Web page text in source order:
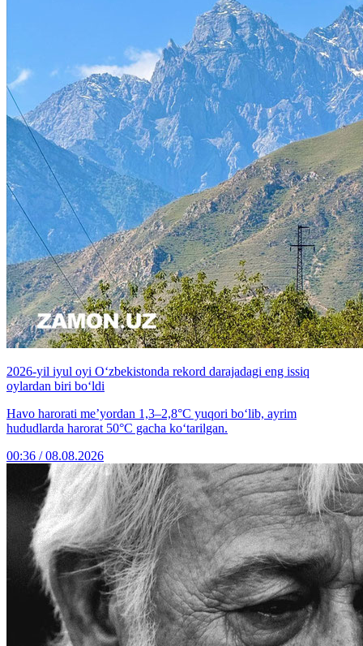
2026-yil iyul oyi O‘zbekistonda rekord darajadagi eng issiq
oylardan biri bo‘ldi
Havo harorati me’yordan 1,3–2,8°C yuqori bo‘lib, ayrim
hududlarda harorat 50°C gacha ko‘tarilgan.
00:36 / 08.08.2026